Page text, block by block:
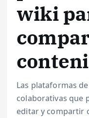
wiki
Las plataformas
colaborativas que
editar y compartir